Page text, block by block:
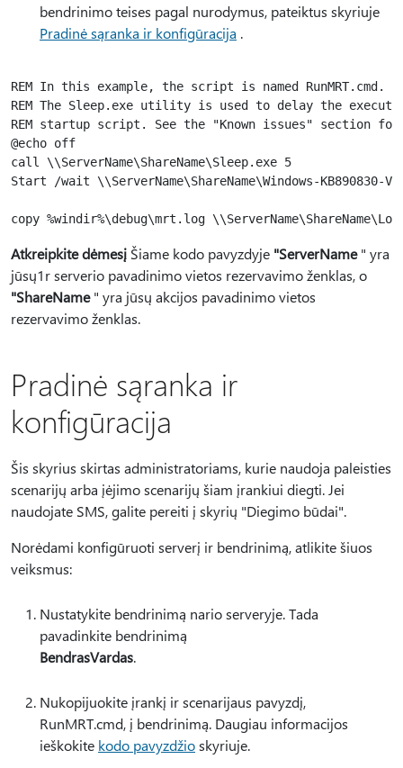
bendrinimo teises pagal nurodymus, pateiktus skyriuje
Pradinė sąranka ir konfigūracija .
REM In this example, the script is named RunMRT.cmd.
REM The Sleep.exe utility is used to delay the
REM startup script. See the "Known issues" section
@echo off
call \\ServerName\ShareName\Sleep.exe 5
Start /wait \\ServerName\ShareName\Windows-KB890830-
Atkreipkite dėmesį Šiame kodo pavyzdyje "ServerName" yra
jūsų1r serverio pavadinimo vietos rezervavimo ženklas, o
"ShareName" yra jūsų akcijos pavadinimo vietos
rezervavimo ženklas.
Pradinė sąranka ir
konfigūracija
Šis skyrius skirtas administratoriams, kurie naudoja paleisties
scenarijų arba įėjimo scenarijų šiam įrankiui diegti. Jei
naudojate SMS, galite pereiti į skyrių "Diegimo būdai".
Norėdami konfigūruoti serverį ir bendrinimą, atlikite šiuos
veiksmus:
Nustatykite bendrinimą nario serveryje. Tada
pavadinkite bendrinimą
BendrasVardas.
Nukopijuokite įrankį ir scenarijaus pavyzdį,
RunMRT.cmd, į bendrinimą. Daugiau informacijos
ieškokite kodo pavyzdžioskyriuje.